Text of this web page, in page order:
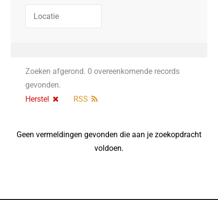
Zoeken afgerond. 0 overeenkomende records
gevonden.
Herstel
RSS
Geen vermeldingen gevonden die aan je zoekopdracht
voldoen.